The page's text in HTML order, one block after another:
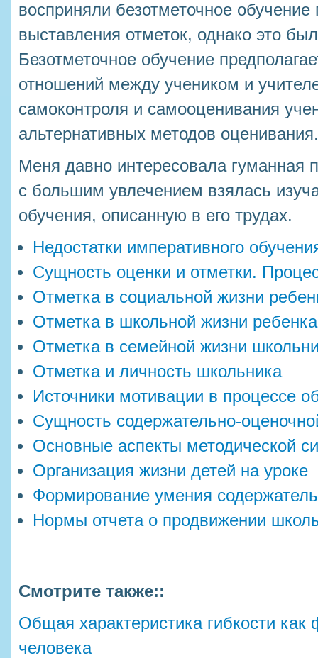
восприняли безотметочное обучение
выставления отметок, однако это
Безотметочное обучение
отношений между учеником и
самоконтроля и самооценивания
альтернативных методов оценивания.
Меня давно интересовала гуманная
с большим увлечением взялась
обучения, описанную в его трудах.
Недостатки императивного
Сущность оценки и отметки.
Отметка в социальной жизни
Отметка в школьной жизни ребенка
Отметка в семейной жизни
Отметка и личность школьника
Источники мотивации в процессе
Сущность содержательно-
Основные аспекты методической
Организация жизни детей на уроке
Формирование умения
Нормы отчета о продвижении
Смотрите также::
Общая характеристика гибкости как
человека